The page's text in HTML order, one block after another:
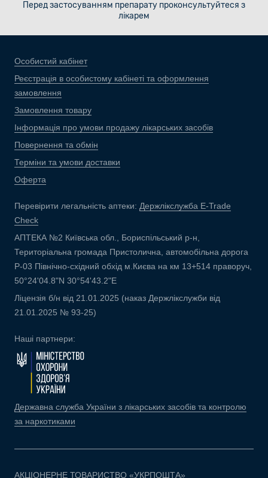
Перед застосуванням препарату проконсультуйтеся з
лікарем
Особистий кабінет
Реєстрація в особистому кабінеті та оформлення
замовлення
Замовлення товару
Інформація про умови продажу лікарських засобів
Повернення та обмін
Терміни та умови доставки
Оферта
Перевірити легальність аптеки: Держлікслужба E-Trade
Check
АПТЕКА №2 Київська обл., Бориспільський р-н,
Територіальна громада Пристолична, автомобільна дорога
Р-03 Північно-східний обхід м.Києва на км 13+514 праворуч,
50°24'04.8"N 30°54'43.2"E
Ліцензія б/н від 21.01.2025 (наказ Держлікслужби від
21.01.2025 № 93-25)
Наші партнери:
Державна служба України з лікарських засобів та контролю
за наркотиками
АКЦІОНЕРНЕ ТОВАРИСТВО «УКРПОШТА»